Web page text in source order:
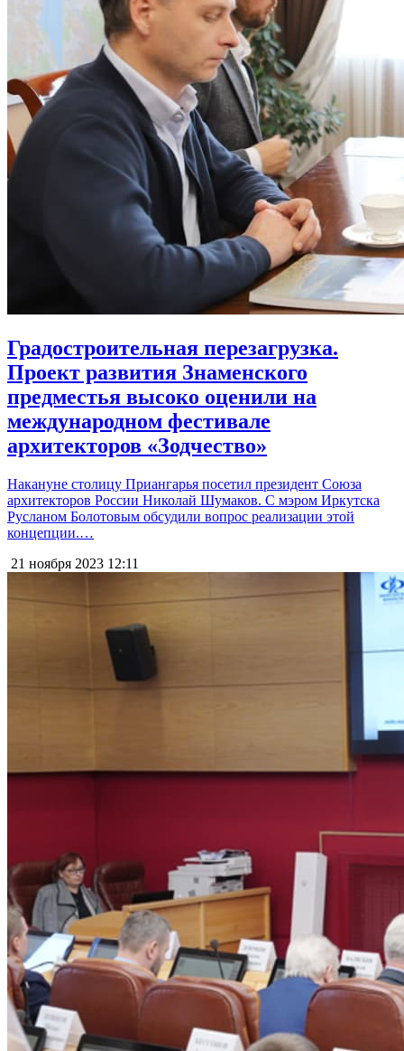
Градостроительная перезагрузка.
Проект развития Знаменского
предместья высоко оценили на
международном фестивале
архитекторов «Зодчество»
Накануне столицу Приангарья посетил президент Союза
архитекторов России Николай Шумаков. С мэром Иркутска
Русланом Болотовым обсудили вопрос реализации этой
концепции.…
21 ноября 2023 12:11